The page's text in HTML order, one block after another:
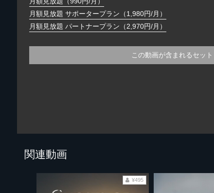
月額見放題 サポータープラン（1,980円/月）
月額見放題 パートナープラン（2,970円/月）
この動画が含まれるセット
関連動画
¥495